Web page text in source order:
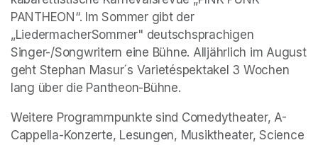
PANTHEON“. Im Sommer gibt der
„LiedermacherSommer" deutschsprachigen
Singer-/Songwritern eine Bühne. Alljährlich im August
geht Stephan Masur´s Varietéspektakel 3 Wochen
lang über die Pantheon-Bühne.
Weitere Programmpunkte sind Comedytheater, A-
Cappella-Konzerte, Lesungen, Musiktheater, Science